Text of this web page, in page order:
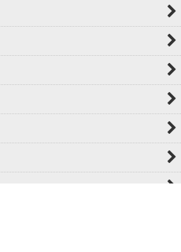
）
合】
希望の連絡をお願い致します
て頂きます。
容→領収書発行を選択。
頂きます。